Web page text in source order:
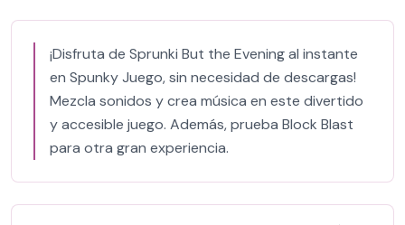
¡Disfruta de Sprunki But the Evening al instante
en Spunky Juego, sin necesidad de descargas!
Mezcla sonidos y crea música en este divertido
y accesible juego. Además, prueba Block Blast
para otra gran experiencia.